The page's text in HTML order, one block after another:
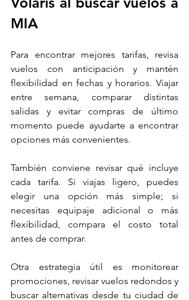
MIA
Para encontrar mejores tarifas, revisa
vuelos con anticipación y mantén
flexibilidad en fechas y horarios. Viajar
entre semana, comparar distintas
salidas y evitar compras de último
momento puede ayudarte a encontrar
opciones más convenientes.
También conviene revisar qué incluye
cada tarifa. Si viajas ligero, puedes
elegir una opción más simple; si
necesitas equipaje adicional o más
flexibilidad, compara el costo total
antes de comprar.
Otra estrategia útil es monitorear
promociones, revisar vuelos redondos y
buscar alternativas desde tu ciudad de